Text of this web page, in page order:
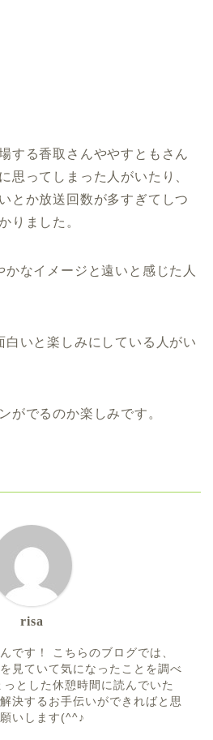
する香取さんややすともさん
思ってしまった人がいたり、
とか放送回数が多すぎてしつ
りました。
なイメージと遠いと感じた人
白いと楽しみにしている人がい
がでるのか楽しみです。
risa
です！ こちらのブログでは、
見ていて気になったことを調べ
とした休憩時間に読んでいた
決するお手伝いができればと思
いします(^^♪